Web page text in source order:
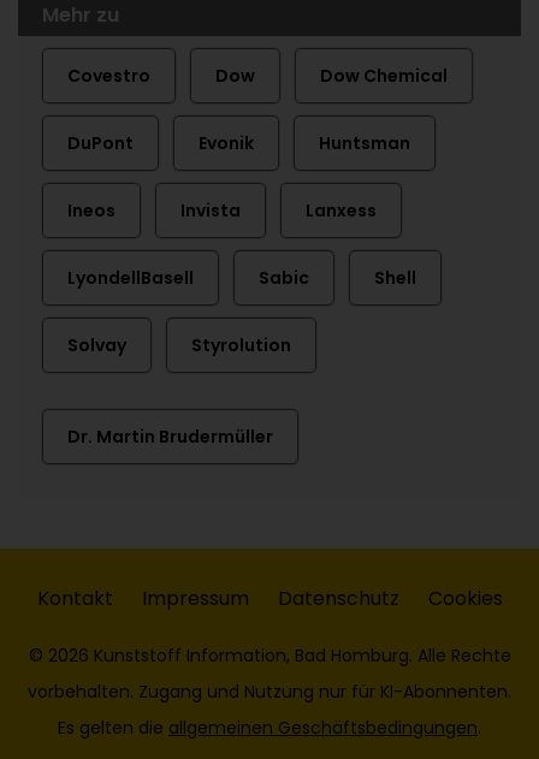
Mehr zu
Covestro Dow Dow Chemical
DuPont Evonik Huntsman
Ineos Invista Lanxess
LyondellBasell Sabic Shell
Solvay Styrolution
Dr. Martin Brudermüller
Kontakt Impressum Datenschutz Cookies
© 2026 Kunststoff Information, Bad Homburg. Alle Rechte
vorbehalten. Zugang und Nutzung nur für KI-Abonnenten.
Es gelten die allgemeinen Geschäftsbedingungen.